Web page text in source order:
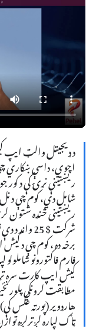
د ډیجیټل والټ ایپ
اچوي، داسې ښکاري چې
ریښتینې نړۍ کې د کور
شامل دي، کوم چې د
ریښتینی څنډه شتون
برخه ده ، کوم چې د
فارم فاکتورونو
کیش ایپ کارت سره
مطابقت لرونکي
هارډویر (پورته عکس
ټاګ لپاره لږترلږه